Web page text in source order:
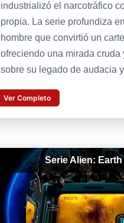
industrializó el narcotráfico
propia. La serie profundiza
hombre que convirtió un
ofreciendo una mirada cruda
sobre su legado de audacia
Ver Completo
Serie Alien: Earth